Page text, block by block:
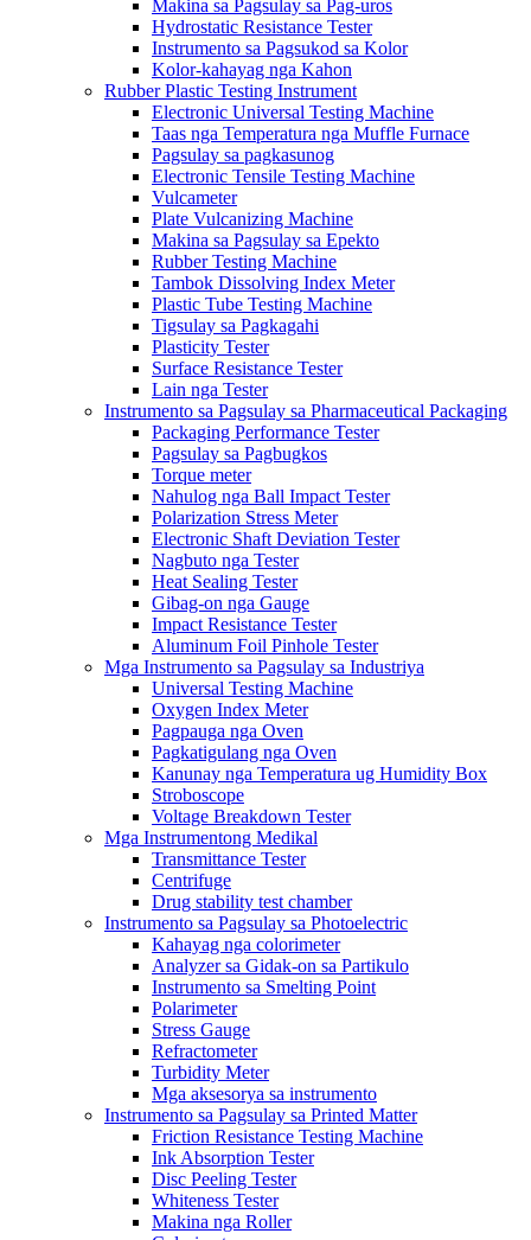
Makina sa Pagsulay sa Pag-uros
Hydrostatic Resistance Tester
Instrumento sa Pagsukod sa Kolor
Kolor-kahayag nga Kahon
Rubber Plastic Testing Instrument
Electronic Universal Testing Machine
Taas nga Temperatura nga Muffle Furnace
Pagsulay sa pagkasunog
Electronic Tensile Testing Machine
Vulcameter
Plate Vulcanizing Machine
Makina sa Pagsulay sa Epekto
Rubber Testing Machine
Tambok Dissolving Index Meter
Plastic Tube Testing Machine
Tigsulay sa Pagkagahi
Plasticity Tester
Surface Resistance Tester
Lain nga Tester
Instrumento sa Pagsulay sa Pharmaceutical Packaging
Packaging Performance Tester
Pagsulay sa Pagbugkos
Torque meter
Nahulog nga Ball Impact Tester
Polarization Stress Meter
Electronic Shaft Deviation Tester
Nagbuto nga Tester
Heat Sealing Tester
Gibag-on nga Gauge
Impact Resistance Tester
Aluminum Foil Pinhole Tester
Mga Instrumento sa Pagsulay sa Industriya
Universal Testing Machine
Oxygen Index Meter
Pagpauga nga Oven
Pagkatigulang nga Oven
Kanunay nga Temperatura ug Humidity Box
Stroboscope
Voltage Breakdown Tester
Mga Instrumentong Medikal
Transmittance Tester
Centrifuge
Drug stability test chamber
Instrumento sa Pagsulay sa Photoelectric
Kahayag nga colorimeter
Analyzer sa Gidak-on sa Partikulo
Instrumento sa Smelting Point
Polarimeter
Stress Gauge
Refractometer
Turbidity Meter
Mga aksesorya sa instrumento
Instrumento sa Pagsulay sa Printed Matter
Friction Resistance Testing Machine
Ink Absorption Tester
Disc Peeling Tester
Whiteness Tester
Makina nga Roller